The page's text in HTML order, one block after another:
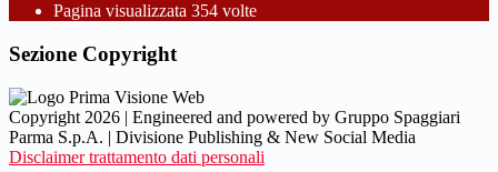
Pagina visualizzata 354 volte
Sezione Copyright
Copyright 2026 | Engineered and powered by Gruppo Spaggiari
Parma S.p.A. | Divisione Publishing & New Social Media
Disclaimer trattamento dati personali